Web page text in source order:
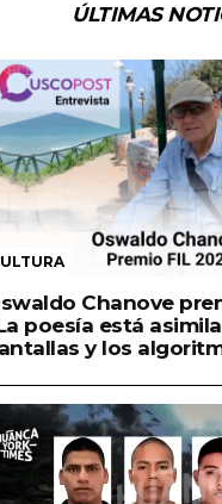
ÚLTIMAS
Chanove
poesía está
y los